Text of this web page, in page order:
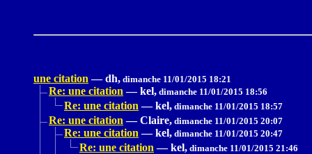
une citation — dh, dimanche 11/01/2015 18:21
Re: une citation — kel, dimanche 11/01/2015 18:56
Re: une citation — kel, dimanche 11/01/2015 18:57
Re: une citation — Claire, dimanche 11/01/2015 20:07
Re: une citation — kel, dimanche 11/01/2015 20:47
Re: une citation — kel, dimanche 11/01/2015 21:46